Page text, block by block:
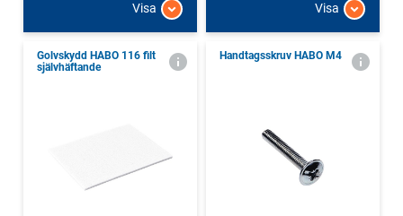
Visa Visa
Golvskydd HABO 116 filt
självhäftande
Handtagsskruv HABO M4